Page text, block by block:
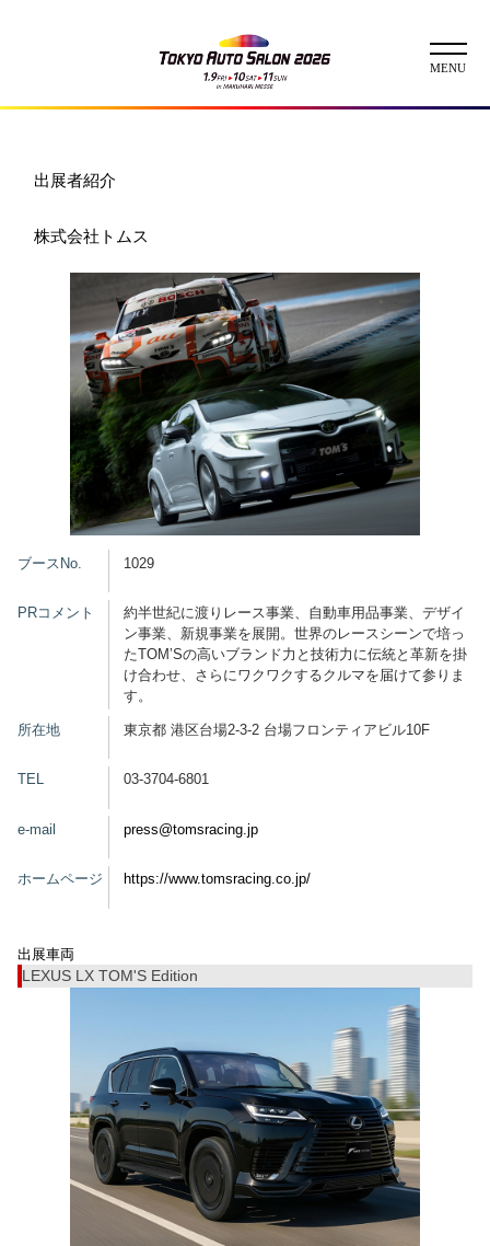
イベント
コンテスト
出展者
出展者一覧
展示車両一覧
イメージガール
グッズ
会場アクセス メディア・Media
出展者・Exhibitor
出展者紹介
株式会社トムス
ブースNo. 1029
PRコメント
約半世紀に渡りレース事業、自動車用品事業、デザイ
ン事業、新規事業を展開。世界のレースシーンで培っ
たTOMʼSの高いブランド力と技術力に伝統と革新を掛
け合わせ、さらにワクワクするクルマを届けて参りま
す。
所在地 東京都 港区台場2-3-2 台場フロンティアビル10F
TEL 03-3704-6801
e-mail press@tomsracing.jp
ホームページ https://www.tomsracing.co.jp/
出展車両
LEXUS LX TOM'S Edition